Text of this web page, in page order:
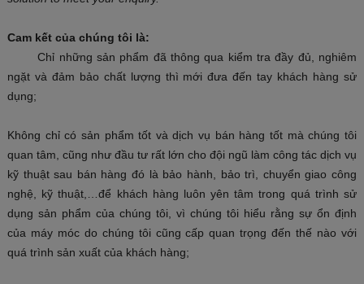
Cam kết của chúng tôi là:
Chỉ những sản phẩm đã thông qua kiểm tra đầy đủ, nghiêm
ngặt và đảm bảo chất lượng thì mới đưa đến tay khách hàng sử
dụng;
Không chỉ có sản phẩm tốt và dịch vụ bán hàng tốt mà chúng tôi
quan tâm, cũng như đầu tư rất lớn cho đội ngũ làm công tác dịch vụ
kỹ thuật sau bán hàng đó là bảo hành, bảo trì, chuyển giao công
nghệ, kỹ thuật,…để khách hàng luôn yên tâm trong quá trình sử
dụng sản phẩm của chúng tôi, vì chúng tôi hiểu rằng sự ổn định
của máy móc do chúng tôi cũng cấp quan trọng đến thế nào với
quá trình sản xuất của khách hàng;